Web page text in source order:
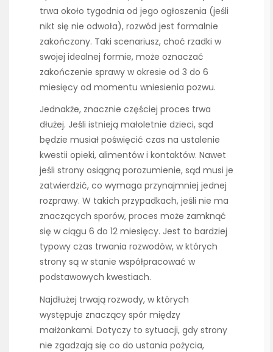
trwa około tygodnia od jego ogłoszenia (jeśli
nikt się nie odwoła), rozwód jest formalnie
zakończony. Taki scenariusz, choć rzadki w
swojej idealnej formie, może oznaczać
zakończenie sprawy w okresie od 3 do 6
miesięcy od momentu wniesienia pozwu.
Jednakże, znacznie częściej proces trwa
dłużej. Jeśli istnieją małoletnie dzieci, sąd
będzie musiał poświęcić czas na ustalenie
kwestii opieki, alimentów i kontaktów. Nawet
jeśli strony osiągną porozumienie, sąd musi je
zatwierdzić, co wymaga przynajmniej jednej
rozprawy. W takich przypadkach, jeśli nie ma
znaczących sporów, proces może zamknąć
się w ciągu 6 do 12 miesięcy. Jest to bardziej
typowy czas trwania rozwodów, w których
strony są w stanie współpracować w
podstawowych kwestiach.
Najdłużej trwają rozwody, w których
występuje znaczący spór między
małżonkami. Dotyczy to sytuacji, gdy strony
nie zgadzają się co do ustania pożycia,